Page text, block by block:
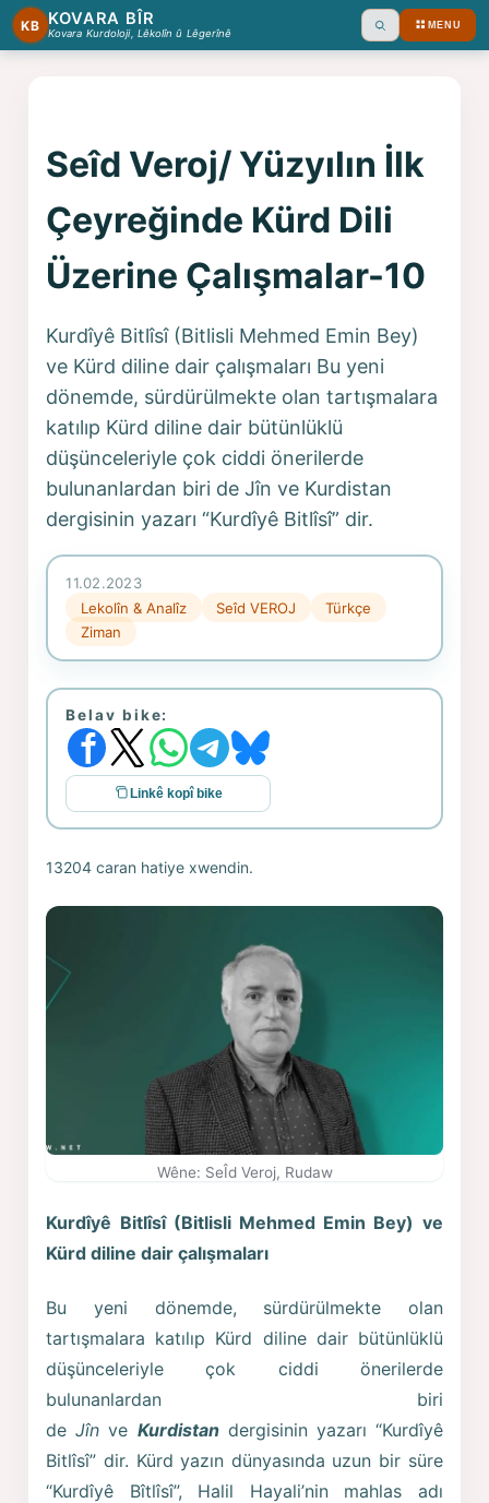
KB KOVARA BÎR
Kovara Kurdoloji, Lêkolîn û Lêgerînê Ara MENU
Seîd Veroj/ Yüzyılın İlk
Çeyreğinde Kürd Dili
Üzerine Çalışmalar-10
Kurdîyê Bitlîsî (Bitlisli Mehmed Emin Bey)
ve Kürd diline dair çalışmaları Bu yeni
dönemde, sürdürülmekte olan tartışmalara
katılıp Kürd diline dair bütünlüklü
düşünceleriyle çok ciddi önerilerde
bulunanlardan biri de Jîn ve Kurdistan
dergisinin yazarı “Kurdîyê Bitlîsî” dir.
11.02.2023
Lekolîn & Analîz
Seîd VEROJ
Türkçe
Ziman
Belav bike:
Linkê kopî bike
13204 caran hatiye xwendin.
Wêne: SeÎd Veroj, Rudaw
Kurdîyê Bitlîsî (Bitlisli Mehmed Emin Bey) ve
Kürd diline dair çalışmaları
Bu yeni dönemde, sürdürülmekte olan
tartışmalara katılıp Kürd diline dair bütünlüklü
düşünceleriyle çok ciddi önerilerde
bulunanlardan biri
deJîn ve Kurdistandergisinin yazarı “Kurdîyê
Bitlîsî” dir. Kürd yazın dünyasında uzun bir süre
“Kurdîyê Bîtlîsî”, Halil Hayali’nin mahlas adı